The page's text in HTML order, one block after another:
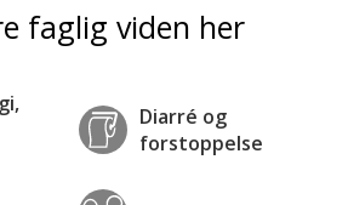
faglig viden her
Diarré og
forstoppelse